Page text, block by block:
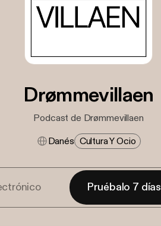
Drømmevillaen
Podcast de Drømmevillaen
Danés Cultura Y Ocio
Pruébalo 7